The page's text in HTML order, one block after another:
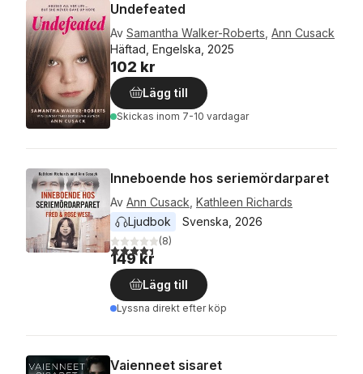
Undefeated
Av Samantha Walker-Roberts Ann Cusack
Häftad, Engelska, 2025
102 kr
Lägg till
Skickas inom 7-10 vardagar
Inneboende hos seriemördarparet
Av Ann Cusack Kathleen Richards
Ljudbok
Svenska 2026
4,4utav 5 stjärnor. Totalt antal röster:
(8)
149 kr
Lägg till
Lyssna direkt efter köp
Vaienneet sisaret